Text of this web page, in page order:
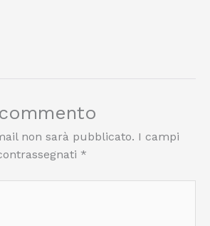
non sarà pubblicato. I campi
*